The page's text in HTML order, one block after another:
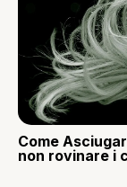
Come
non rovinare i